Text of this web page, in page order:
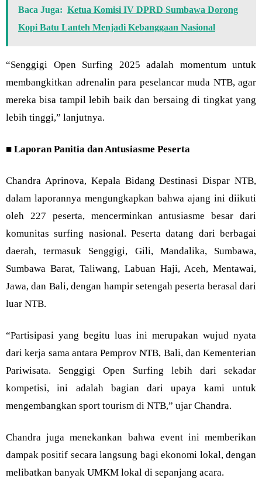
Baca Juga: Ketua Komisi IV DPRD Sumbawa Dorong
Kopi Batu Lanteh Menjadi Kebanggaan Nasional
“Senggigi Open Surfing 2025 adalah momentum untuk
membangkitkan adrenalin para peselancar muda NTB, agar
mereka bisa tampil lebih baik dan bersaing di tingkat yang
lebih tinggi,” lanjutnya.
■ Laporan Panitia dan Antusiasme Peserta
Chandra Aprinova, Kepala Bidang Destinasi Dispar NTB,
dalam laporannya mengungkapkan bahwa ajang ini diikuti
oleh 227 peserta, mencerminkan antusiasme besar dari
komunitas surfing nasional. Peserta datang dari berbagai
daerah, termasuk Senggigi, Gili, Mandalika, Sumbawa,
Sumbawa Barat, Taliwang, Labuan Haji, Aceh, Mentawai,
Jawa, dan Bali, dengan hampir setengah peserta berasal dari
luar NTB.
“Partisipasi yang begitu luas ini merupakan wujud nyata
dari kerja sama antara Pemprov NTB, Bali, dan Kementerian
Pariwisata. Senggigi Open Surfing lebih dari sekadar
kompetisi, ini adalah bagian dari upaya kami untuk
mengembangkan sport tourism di NTB,” ujar Chandra.
Chandra juga menekankan bahwa event ini memberikan
dampak positif secara langsung bagi ekonomi lokal, dengan
melibatkan banyak UMKM lokal di sepanjang acara.